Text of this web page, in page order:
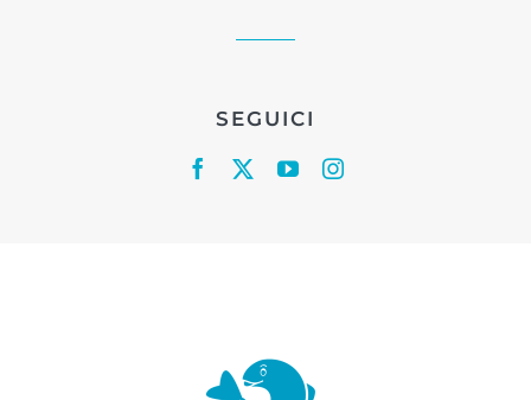
SEGUICI